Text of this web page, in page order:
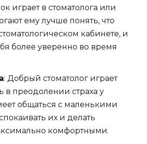
играет в стоматолога или
ему лучше понять, что
кабинете, и
более уверенно во время
: Добрый стоматолог играет
в преодолении страха у
общаться с маленькими
их и делать
комфортными.